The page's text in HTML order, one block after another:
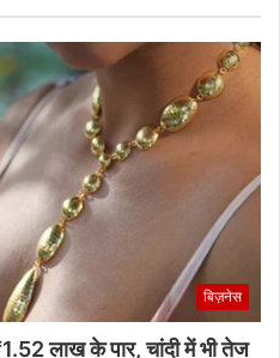
बिज़नेस
लाख के पार, चांदी में भी तेज